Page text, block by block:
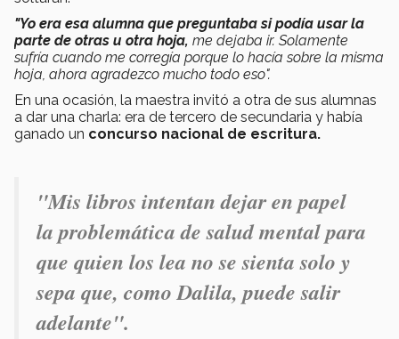
"Yo era esa alumna que preguntaba si podía usar la
parte de otras u otra hoja, me dejaba ir. Solamente
sufría cuando me corregía porque lo hacía sobre la misma
hoja, ahora agradezco mucho todo eso".
En una ocasión, la maestra invitó a otra de sus alumnas
a dar una charla: era de tercero de secundaria y había
ganado un concurso nacional de escritura.
"Mis libros intentan dejar en papel
la problemática de salud mental para
que quien los lea no se sienta solo y
sepa que, como Dalila, puede salir
adelante".